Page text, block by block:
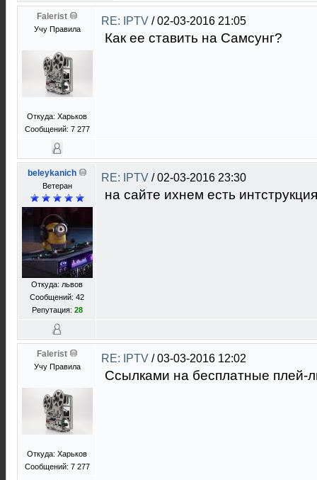
Falerist
Учу Правила
Откуда: Харьков
Сообщений: 7 277
RE: IPTV /02-03-2016 21:05
Как ее ставить на Самсунг?
beleykanich
Ветеран
Откуда: львов
Сообщений: 42
Репутация: 28
RE: IPTV /02-03-2016 23:30
на сайте ихнем есть
Falerist
Учу Правила
Откуда: Харьков
Сообщений: 7 277
RE: IPTV /03-03-2016 12:02
Ссылками на бесплатные плей-